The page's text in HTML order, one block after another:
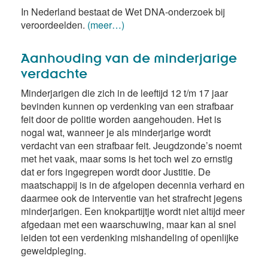
In Nederland bestaat de Wet DNA-onderzoek bij
veroordeelden. (meer…)
Aanhouding van de minderjarige
verdachte
Minderjarigen die zich in de leeftijd 12 t/m 17 jaar
bevinden kunnen op verdenking van een strafbaar
feit door de politie worden aangehouden. Het is
nogal wat, wanneer je als minderjarige wordt
verdacht van een strafbaar feit. Jeugdzonde’s noemt
met het vaak, maar soms is het toch wel zo ernstig
dat er fors ingegrepen wordt door Justitie. De
maatschappij is in de afgelopen decennia verhard en
daarmee ook de interventie van het strafrecht jegens
minderjarigen. Een knokpartijtje wordt niet altijd meer
afgedaan met een waarschuwing, maar kan al snel
leiden tot een verdenking mishandeling of openlijke
geweldpleging.